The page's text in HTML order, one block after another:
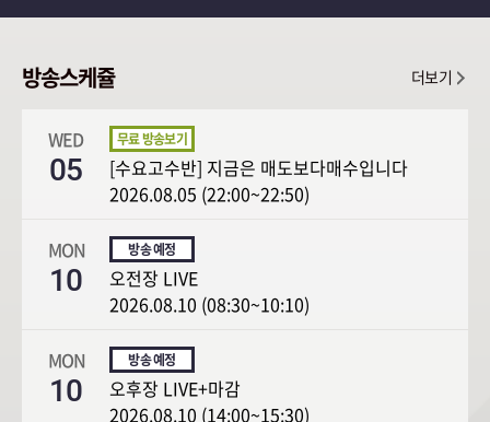
방송스케쥴 더보기
WED
05
[수요고수반] 지금은 매도보다매수입니다
2026.08.05 (22:00~22:50)
MON
10
오전장 LIVE
2026.08.10 (08:30~10:10)
MON
10
오후장 LIVE+마감
2026.08.10 (14:00~15:30)